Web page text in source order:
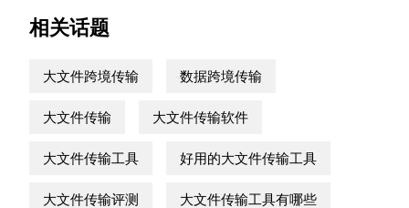
相关话题
大文件跨境传输 数据跨境传输
大文件传输 大文件传输软件
大文件传输工具 好用的大文件传输工具
大文件传输评测 大文件传输工具有哪些